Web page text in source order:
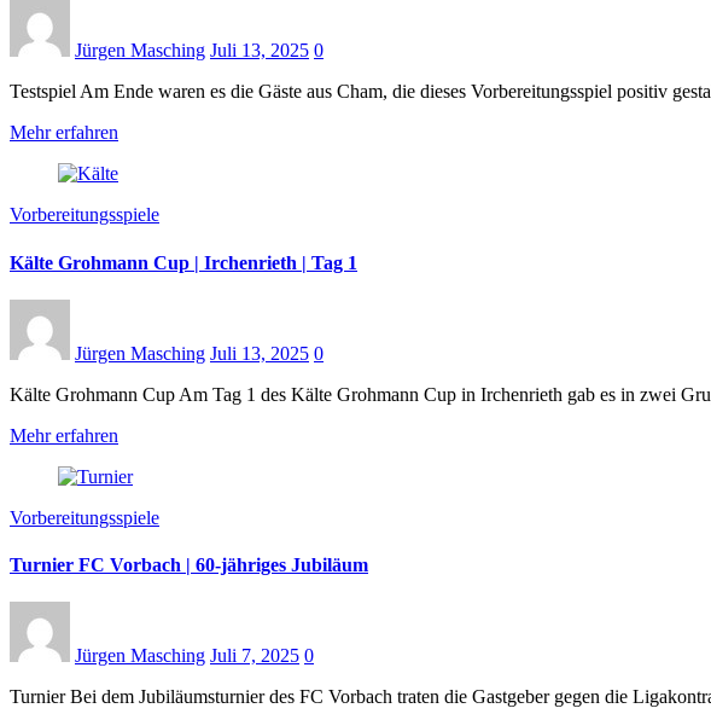
Jürgen Masching Juli 13, 2025 0
Testspiel Am Ende waren es die Gäste aus Cham, die dieses Vorbereitungsspiel positiv
Mehr erfahren
Vorbereitungsspiele
Kälte Grohmann Cup | Irchenrieth | Tag 1
Jürgen Masching Juli 13, 2025 0
Kälte Grohmann Cup Am Tag 1 des Kälte Grohmann Cup in Irchenrieth gab es in zwei
Mehr erfahren
Vorbereitungsspiele
Turnier FC Vorbach | 60-jähriges Jubiläum
Jürgen Masching Juli 7, 2025 0
Turnier Bei dem Jubiläumsturnier des FC Vorbach traten die Gastgeber gegen die